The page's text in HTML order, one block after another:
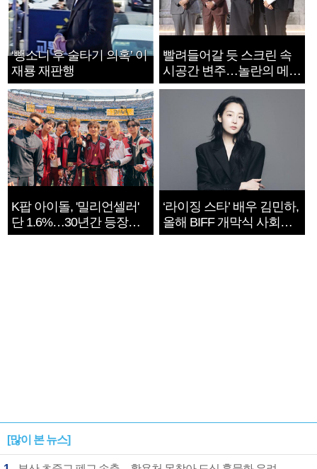
‘뺑소니 후 술타기 의혹’ 이
재룡 재판행
빨려들어갈 듯 스크린 속
시공간 변주…놀란의 메시
지는 ‘전쟁 속죄’
K팝 아이돌, '밀리언셀러'
단 1.6%…30년간 등장
1182개팀 전수조사
‘라이징 스타’ 배우 김민하,
올해 BIFF 개막식 사회자
확정
[많이 본 뉴스]